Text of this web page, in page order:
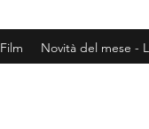
Novità del mese -